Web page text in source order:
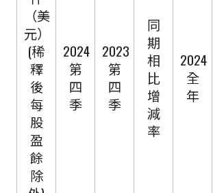
（美
元）
(稀
釋
後
每
股
盈
餘
除
2024
第
四
季
2023
第
四
季
同
期
相
比
增
減
率
2024
全
年